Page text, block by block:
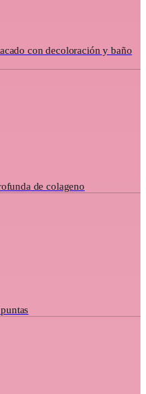
con decoloración y baño
de colageno